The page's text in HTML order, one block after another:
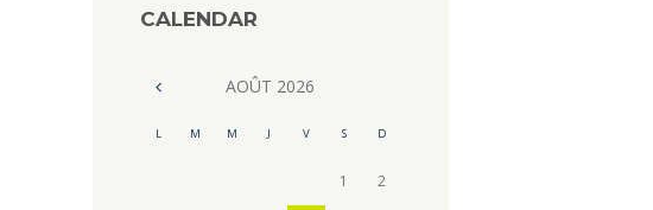
CALENDAR
AOÛT 2026
L M M J V S D
1 2